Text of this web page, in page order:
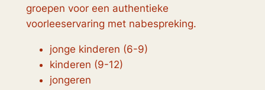
groepen voor een authentieke
voorleeservaring met nabespreking.
jonge kinderen (6-9)
kinderen (9-12)
jongeren